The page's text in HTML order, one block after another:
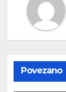
Povezano